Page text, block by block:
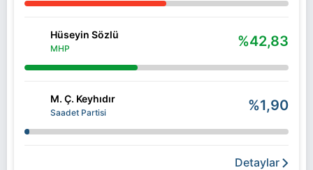
Hüseyin Sözlü
MHP %42,83
M. Ç. Keyhıdır
Saadet Partisi %1,90
Detaylar